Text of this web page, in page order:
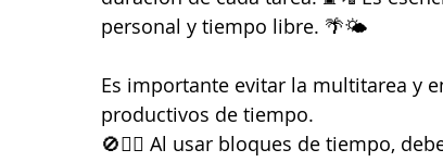
personal y tiempo libre. 🌴🌤️
Es importante evitar la multitarea y
productivos de tiempo.
🚫🤹‍♀️ Al usar bloques de tiempo,